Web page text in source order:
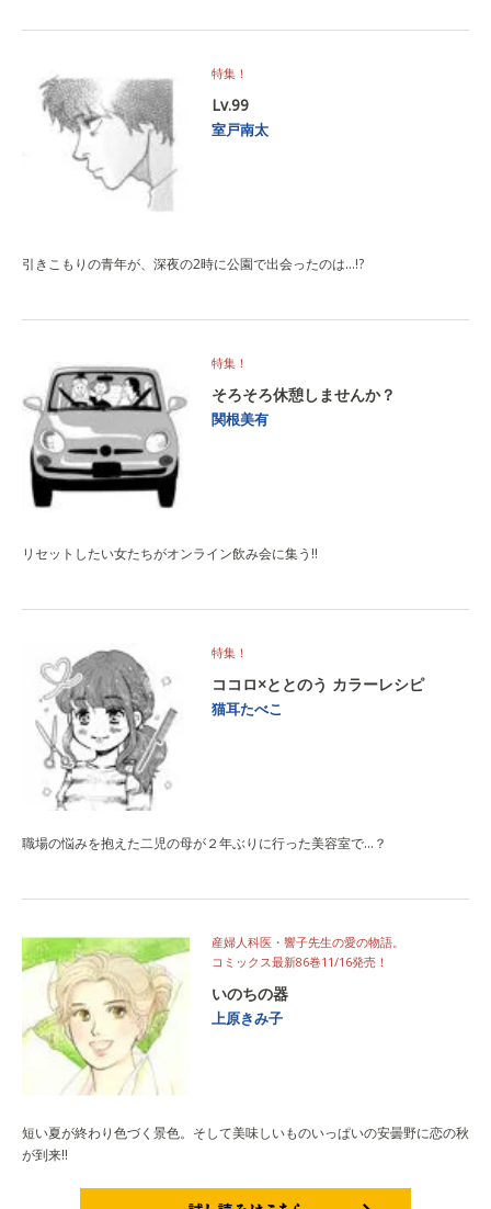
特集！
Lv.99
室戸南太
引きこもりの青年が、深夜の2時に公園で出会ったのは…!?
特集！
そろそろ休憩しませんか？
関根美有
リセットしたい女たちがオンライン飲み会に集う!!
特集！
ココロ×ととのう カラーレシピ
猫耳たべこ
職場の悩みを抱えた二児の母が２年ぶりに行った美容室で…？
産婦人科医・響子先生の愛の物語。
コミックス最新86巻11/16発売！
いのちの器
上原きみ子
短い夏が終わり色づく景色。そして美味しいものいっぱいの安曇野に恋の秋
が到来!!